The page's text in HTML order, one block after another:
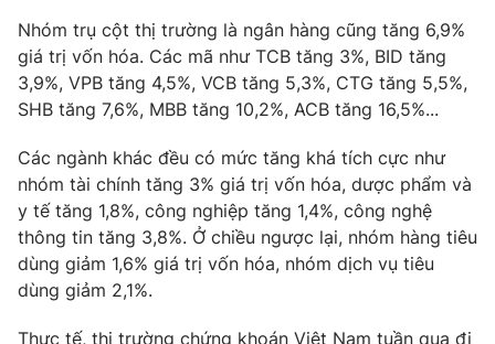
Nhóm trụ cột thị trường là ngân hàng cũng tăng 6,9%
giá trị vốn hóa. Các mã như TCB tăng 3%, BID tăng
3,9%, VPB tăng 4,5%, VCB tăng 5,3%, CTG tăng 5,5%,
SHB tăng 7,6%, MBB tăng 10,2%, ACB tăng 16,5%...
Các ngành khác đều có mức tăng khá tích cực như
nhóm tài chính tăng 3% giá trị vốn hóa, dược phẩm và
y tế tăng 1,8%, công nghiệp tăng 1,4%, công nghệ
thông tin tăng 3,8%. Ở chiều ngược lại, nhóm hàng tiêu
dùng giảm 1,6% giá trị vốn hóa, nhóm dịch vụ tiêu
dùng giảm 2,1%.
Thực tế, thị trường chứng khoán Việt Nam tuần qua đi